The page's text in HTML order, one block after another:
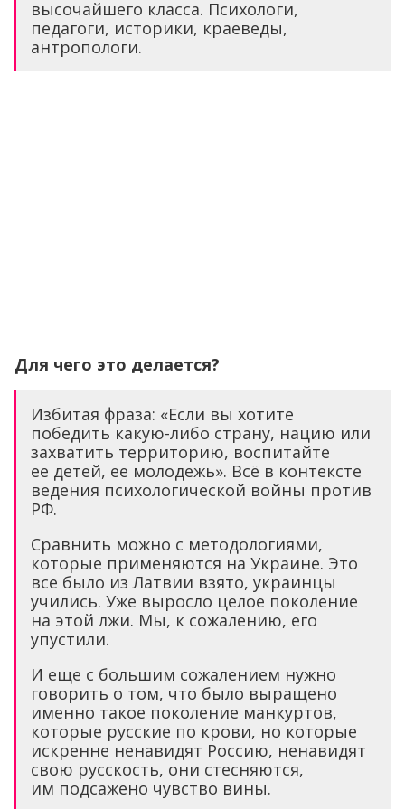
высочайшего класса. Психологи,
педагоги, историки, краеведы,
антропологи.
Для чего это делается?
Избитая фраза: «Если вы хотите
победить какую-либо страну, нацию или
захватить территорию, воспитайте
ее детей, ее молодежь». Всё в контексте
ведения психологической войны против
РФ.
Сравнить можно с методологиями,
которые применяются на Украине. Это
все было из Латвии взято, украинцы
учились. Уже выросло целое поколение
на этой лжи. Мы, к сожалению, его
упустили.
И еще с большим сожалением нужно
говорить о том, что было выращено
именно такое поколение манкуртов,
которые русские по крови, но которые
искренне ненавидят Россию, ненавидят
свою русскость, они стесняются,
им подсажено чувство вины.